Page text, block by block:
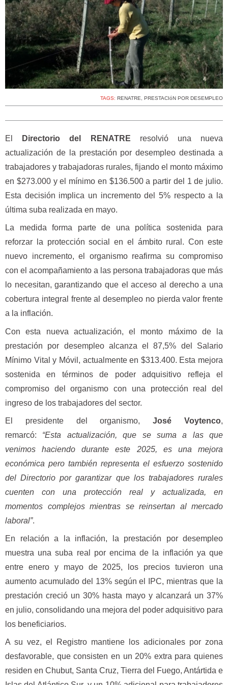
TAGS: RENATRE, PRESTACIóN POR DESEMPLEO
El Directorio del RENATRE resolvió una nueva
actualización de la prestación por desempleo destinada a
trabajadores y trabajadoras rurales, fijando el monto máximo
en $273.000 y el mínimo en $136.500 a partir del 1 de julio.
Esta decisión implica un incremento del 5% respecto a la
última suba realizada en mayo.
La medida forma parte de una política sostenida para
reforzar la protección social en el ámbito rural. Con este
nuevo incremento, el organismo reafirma su compromiso
con el acompañamiento a las persona trabajadoras que más
lo necesitan, garantizando que el acceso al derecho a una
cobertura integral frente al desempleo no pierda valor frente
a la inflación.
Con esta nueva actualización, el monto máximo de la
prestación por desempleo alcanza el 87,5% del Salario
Mínimo Vital y Móvil, actualmente en $313.400. Esta mejora
sostenida en términos de poder adquisitivo refleja el
compromiso del organismo con una protección real del
ingreso de los trabajadores del sector.
El presidente del organismo,José Voytenco,
remarcó: “Esta actualización, que se suma a las que
venimos haciendo durante este 2025, es una mejora
económica pero también representa el esfuerzo sostenido
del Directorio por garantizar que los trabajadores rurales
cuenten con una protección real y actualizada, en
momentos complejos mientras se reinsertan al mercado
laboral”.
En relación a la inflación, la prestación por desempleo
muestra una suba real por encima de la inflación ya que
entre enero y mayo de 2025, los precios tuvieron una
aumento acumulado del 13% según el IPC, mientras que la
prestación creció un 30% hasta mayo y alcanzará un 37%
en julio, consolidando una mejora del poder adquisitivo para
los beneficiarios.
A su vez, el Registro mantiene los adicionales por zona
desfavorable, que consisten en un 20% extra para quienes
residen en Chubut, Santa Cruz, Tierra del Fuego, Antártida e